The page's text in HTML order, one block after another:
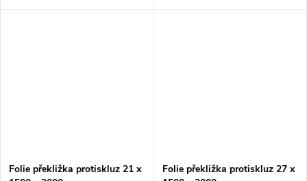
Folie překližka protiskluz 21 x
Folie překližka protiskluz 27 x